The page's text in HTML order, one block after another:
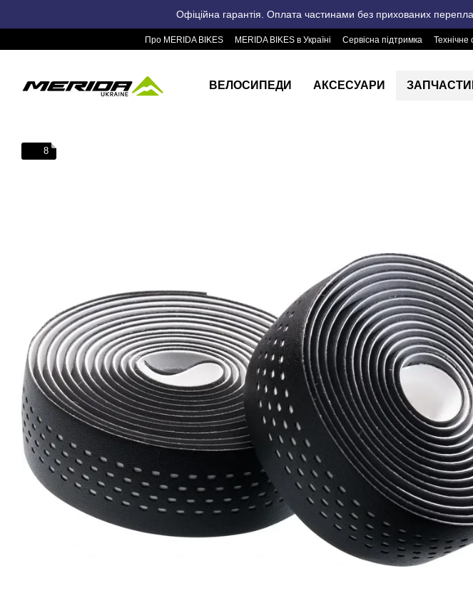
Офіційна гарантія. Оплата частинами без прихованих
Про MERIDA BIKES MERIDA BIKES в Україні Сервісна підтримка Технічне
ВЕЛОСИПЕДИ АКСЕСУАРИ
8